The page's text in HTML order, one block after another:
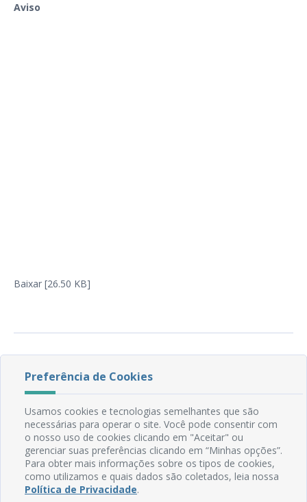
Aviso
Baixar [26.50 KB]
Rua do Imperador, 78, Centro
CEP: 58.280-000 - Mamanguape/PB
Fone: (83) 3292-2246
Preferência de Cookies
Usamos cookies e tecnologias semelhantes que são
necessárias para operar o site. Você pode consentir com
o nosso uso de cookies clicando em "Aceitar" ou
gerenciar suas preferências clicando em “Minhas opções”.
Para obter mais informações sobre os tipos de cookies,
como utilizamos e quais dados são coletados, leia nossa
Política de Privacidade.